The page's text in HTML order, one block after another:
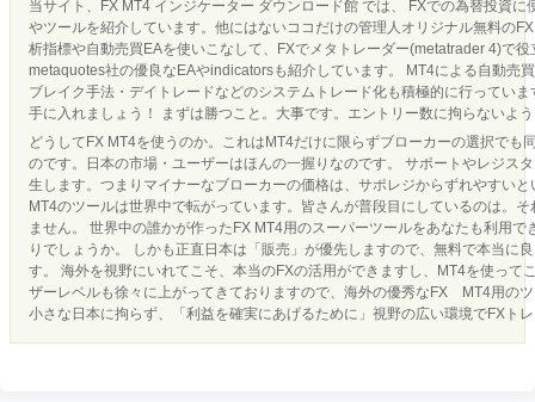
当サイト、FX MT4 インジケーター ダウンロード館 では、 FXでの為替投資
やツールを紹介しています。他にはないココだけの管理人オリジナル無料の
析指標や自動売買EAを使いこなして、FXでメタトレーダー(metatrader 4)で
metaquotes社の優良なEAやindicatorsも紹介しています。 MT4による自動売
ブレイク手法・デイトレードなどのシステムトレード化も積極的に行ってい
手に入れましょう！ まずは勝つこと。大事です。エントリー数に拘らないよ
どうしてFX MT4を使うのか。これはMT4だけに限らずブローカーの選択でも
のです。日本の市場・ユーザーはほんの一握りなのです。 サポートやレジス
生します。つまりマイナーなブローカーの価格は、サポレジからずれやすい
MT4のツールは世界中で転がっています。皆さんが普段目にしているのは。
ません。 世界中の誰かが作ったFX MT4用のスーパーツールをあなたも利用
りでしょうか。 しかも正直日本は「販売」が優先しますので、無料で本当に
す。 海外を視野にいれてこそ、本当のFXの活用ができますし、MT4を使って
ザーレベルも徐々に上がってきておりますので、海外の優秀なFX MT4用の
小さな日本に拘らず、「利益を確実にあげるために」視野の広い環境でFXト